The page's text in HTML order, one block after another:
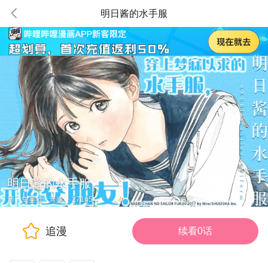
明日酱的水手服
明日酱的水手服
博、集英社·青春 · 27165
追漫 续看0话